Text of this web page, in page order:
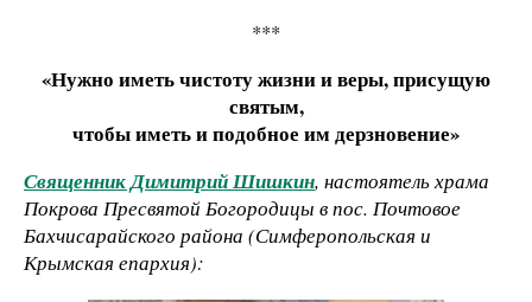
***
«Нужно иметь чистоту жизни и веры, присущую
святым,
чтобы иметь и подобное им дерзновение»
Священник Димитрий Шишкин, настоятель храма
Покрова Пресвятой Богородицы в пос. Почтовое
Бахчисарайского района (Симферопольская и
Крымская епархия):